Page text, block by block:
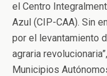
el Centro
Azul (CIP-CAA). Sin
por el levantamiento
agraria
Municipios